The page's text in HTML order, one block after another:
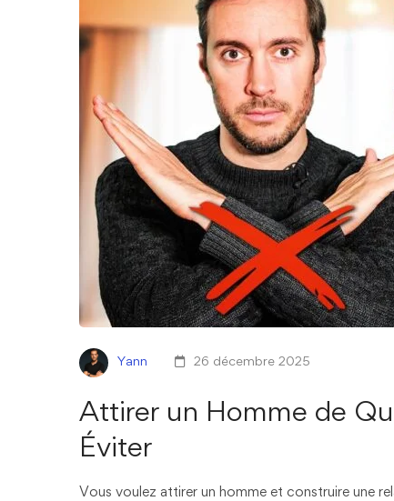
Yann 26 décembre 2025
Attirer un Homme de
Éviter
Vous voulez attirer un homme et construire une